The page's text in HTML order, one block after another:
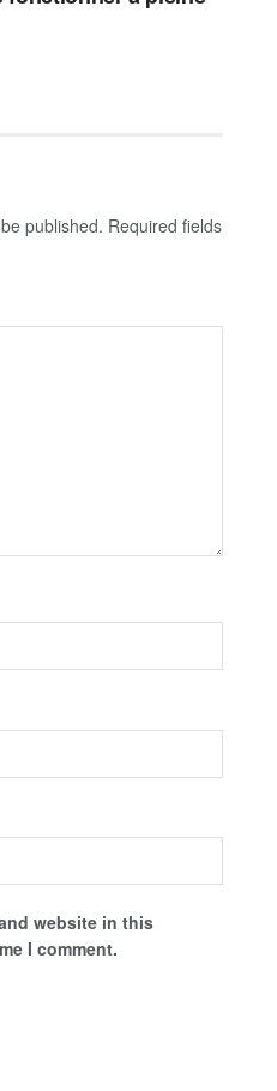
published. Required fields
website in this
I comment.